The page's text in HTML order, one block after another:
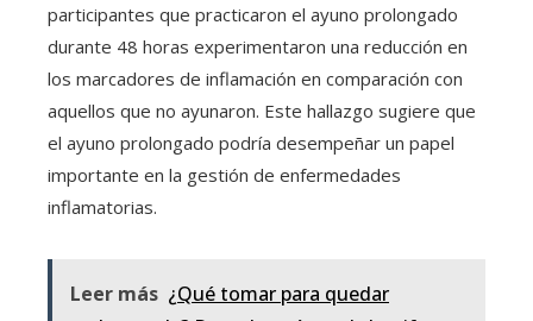
participantes que practicaron el ayuno prolongado
durante 48 horas experimentaron una reducción en
los marcadores de inflamación en comparación con
aquellos que no ayunaron. Este hallazgo sugiere que
el ayuno prolongado podría desempeñar un papel
importante en la gestión de enfermedades
inflamatorias.
Leer más ¿Qué tomar para quedar